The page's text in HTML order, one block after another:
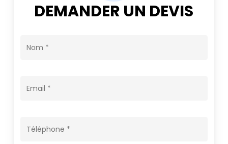
DEMANDER UN DEVIS